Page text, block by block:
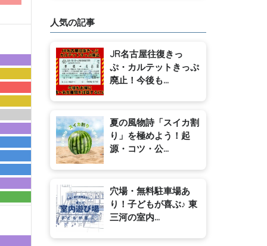
人気の記事
JR名古屋往復きっ
ぷ・カルテットきっぷ
廃止！今後も...
夏の風物詩「スイカ割
り」を極めよう！起
源・コツ・公...
穴場・無料駐車場あ
り！子どもが喜ぶ♪ 東
三河の室内...